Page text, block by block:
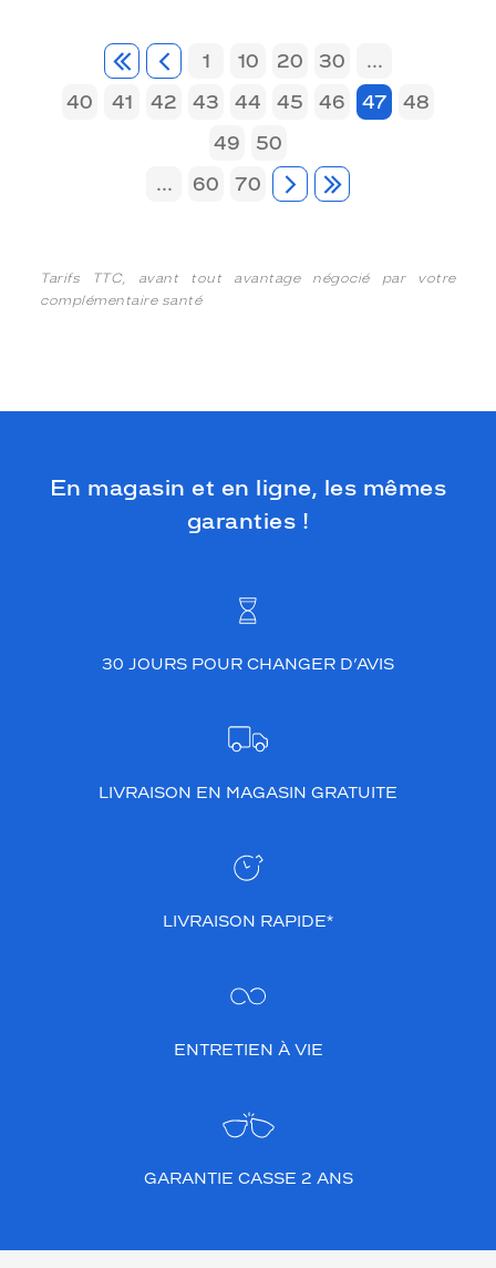
1 10 20 30
...
40
41 42 43 44 45 46 47
48
49
50
...
60 70
Tarifs TTC, avant tout avantage négocié par votre
complémentaire santé
En magasin et en ligne, les mêmes
garanties !
30 JOURS POUR CHANGER D’AVIS
LIVRAISON EN MAGASIN GRATUITE
LIVRAISON RAPIDE*
ENTRETIEN À VIE
GARANTIE CASSE 2 ANS